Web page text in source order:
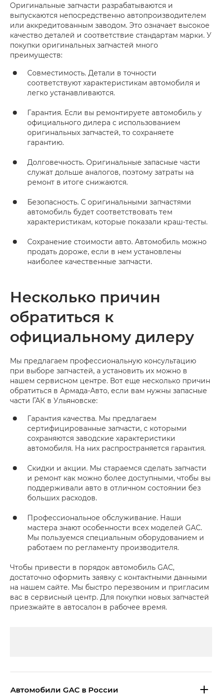
Оригинальные запчасти разрабатываются и
выпускаются непосредственно автопроизводителем
или аккредитованным заводом. Это означает высокое
качество деталей и соответствие стандартам марки. У
покупки оригинальных запчастей много
преимуществ:
Совместимость. Детали в точности
соответствуют характеристикам автомобиля и
легко устанавливаются.
Гарантия. Если вы ремонтируете автомобиль у
официального дилера с использованием
оригинальных запчастей, то сохраняете
гарантию.
Долговечность. Оригинальные запасные части
служат дольше аналогов, поэтому затраты на
ремонт в итоге снижаются.
Безопасность. С оригинальными запчастями
автомобиль будет соответствовать тем
характеристикам, которые показали краш-тесты.
Сохранение стоимости авто. Автомобиль можно
продать дороже, если в нем установлены
наиболее качественные запчасти.
Несколько причин
обратиться к
официальному дилеру
Мы предлагаем профессиональную консультацию
при выборе запчастей, а установить их можно в
нашем сервисном центре. Вот еще несколько причин
обратиться в Армада-Авто, если вам нужны запасные
части ГАК в Ульяновске:
Гарантия качества. Мы предлагаем
сертифицированные запчасти, с которыми
сохраняются заводские характеристики
автомобиля. На них распространяется гарантия.
Скидки и акции. Мы стараемся сделать запчасти
и ремонт как можно более доступными, чтобы вы
поддерживали авто в отличном состоянии без
больших расходов.
Профессиональное обслуживание. Наши
мастера знают особенности всех моделей GAC.
Мы пользуемся специальным оборудованием и
работаем по регламенту производителя.
Чтобы привести в порядок автомобиль GAC,
достаточно оформить заявку с контактными данными
на нашем сайте. Мы быстро перезвоним и пригласим
вас в сервисный центр. Для покупки новых запчастей
приезжайте в автосалон в рабочее время.
Aвтомобили GAC в России